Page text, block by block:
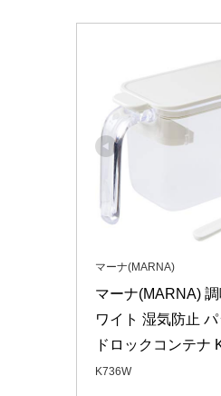
マーナ(MARNA)
マーナ(MARNA)
ワイト 湿気防止
ドロックコンテナ
K736W